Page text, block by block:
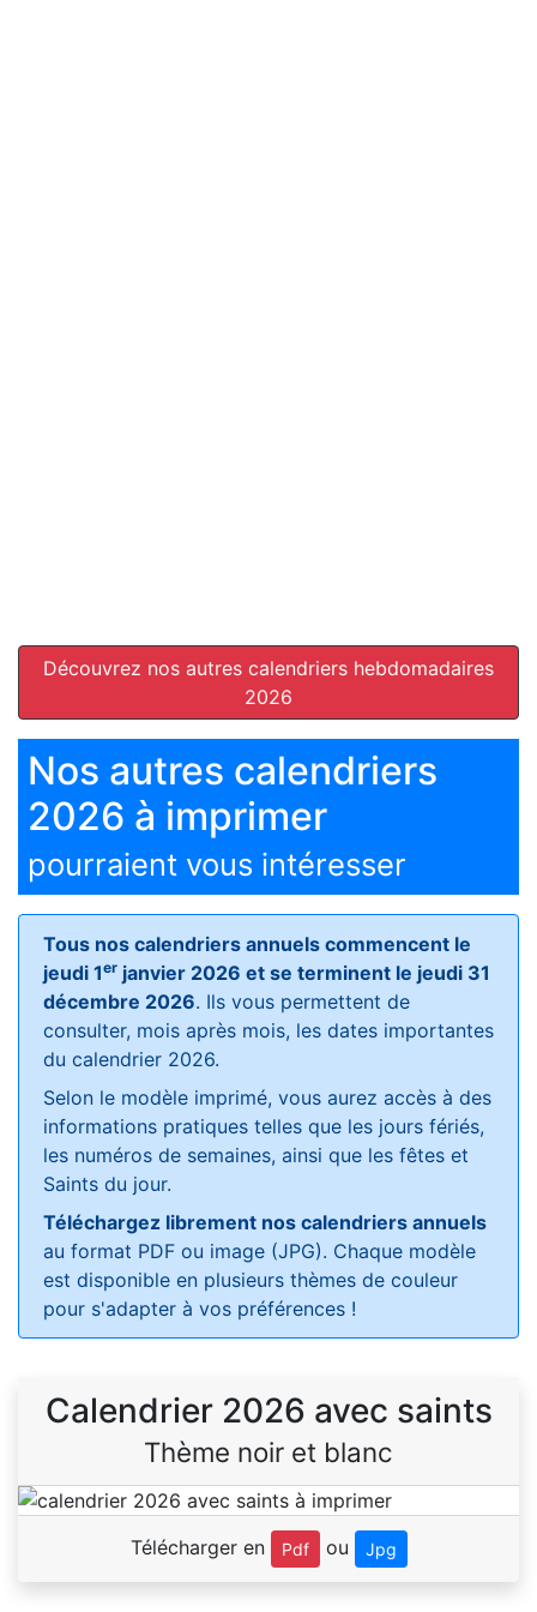
Découvrez nos autres calendriers hebdomadaires
2026
Nos autres calendriers
2026 à imprimer
pourraient vous intéresser
Tous nos calendriers annuels commencent le
jeudi 1er janvier 2026 et se terminent le jeudi 31
décembre 2026. Ils vous permettent de
consulter, mois après mois, les dates importantes
du calendrier 2026.
Selon le modèle imprimé, vous aurez accès à des
informations pratiques telles que les jours fériés,
les numéros de semaines, ainsi que les fêtes et
Saints du jour.
Téléchargez librement nos calendriers annuels
au format PDF ou image (JPG). Chaque modèle
est disponible en plusieurs thèmes de couleur
pour s'adapter à vos préférences !
Calendrier 2026 avec saints
Thème noir et blanc
Télécharger en Pdf ou Jpg